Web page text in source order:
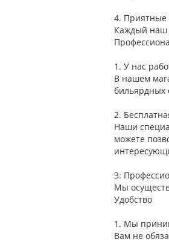
4. Приятные
Каждый наш
1. У нас
В нашем
бильярдных
2.
Наши
можете
3.
Мы
Удобство
1. Мы
Вам не